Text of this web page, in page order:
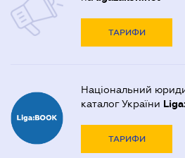
ТАРИФИ
Національний
каталог України
ТАРИФИ